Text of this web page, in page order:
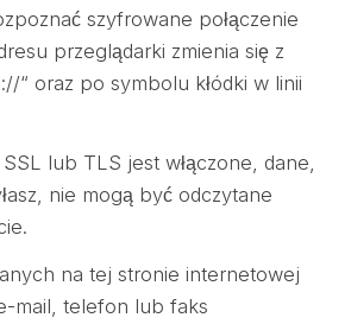
szyfrowane połączenie
przeglądarki zmienia się z
“ oraz po symbolu kłódki w linii
lub TLS jest włączone, dane,
nie mogą być odczytane
na tej stronie internetowej
mail, telefon lub faks